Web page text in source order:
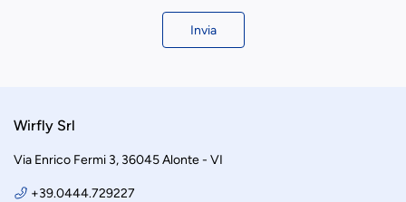
Invia
Wirfly Srl
Via Enrico Fermi 3, 36045 Alonte - VI
+39.0444.729227